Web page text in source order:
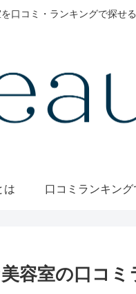
口コミ・ランキングで探せ
は 口コミランキング
容室の口コ